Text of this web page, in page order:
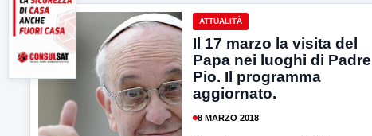
ATTUALITÀ
Il 17 marzo la visita del
Papa nei luoghi di Padre
Pio. Il programma
aggiornato.
8 MARZO 2018